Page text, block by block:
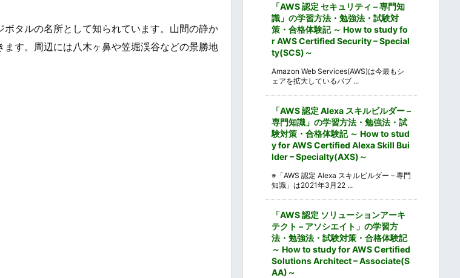
タルの名所として知られています。山間の静か
す。周辺には八木ヶ鼻や笠堀渓谷などの景勝地
「AWS 認定 セキュリティ – 専門知
識」の学習方法・勉強法・試験対
策・合格体験記 ～ How to study fo
r AWS Certified Security – Special
ty(SCS)～
Amazon Web Services(AWS)は今最もシ
ェアを拡大しているパブ ...
「AWS 認定 Alexa スキルビルダー –
専門知識」の学習方法・勉強法・試
験対策・合格体験記 ～ How to stud
y for AWS Certified Alexa Skill Bui
lder – Specialty(AXS)～
※「AWS 認定 Alexa スキルビルダー – 専門
知識」は2021年3月22 ...
「AWS 認定 ソリューションアーキ
テクト – アソシエイト」の学習方
法・勉強法・試験対策・合格体験記
～ How to study for AWS Certified
Solutions Architect – Associate(S
AA)～